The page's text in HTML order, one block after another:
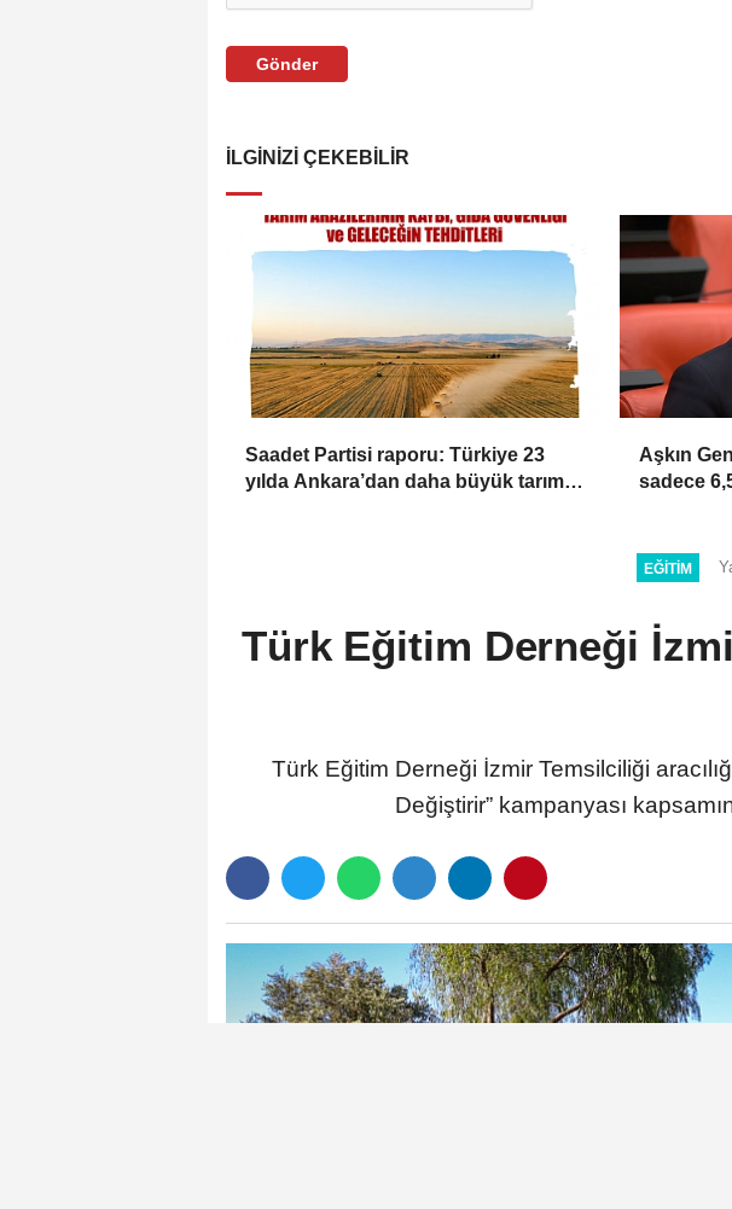
Gönder
İLGINIZI ÇEKEBILIR
Saadet Partisi raporu: Türkiye 23
yılda Ankara’dan daha büyük tarım
Aşkın
sadece
EĞITIM
Türk Eğitim Derneği
Türk Eğitim Derneği İzmir Temsilciliği
Değiştirir” kampanyası